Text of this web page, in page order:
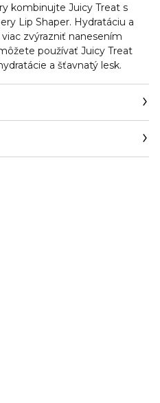
kombinujte Juicy Treat s
Lip Shaper. Hydratáciu a
zvýrazniť nanesením
používať Juicy Treat
a šťavnatý lesk.